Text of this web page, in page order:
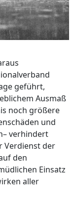
geführt,
Ausmaß
noch größere
und
verhindert
Verdienst der
den
Einsatz
aller